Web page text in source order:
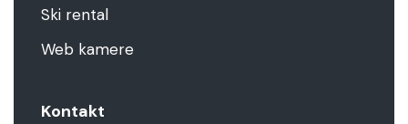
Ski rental
Web kamere
Kontakt